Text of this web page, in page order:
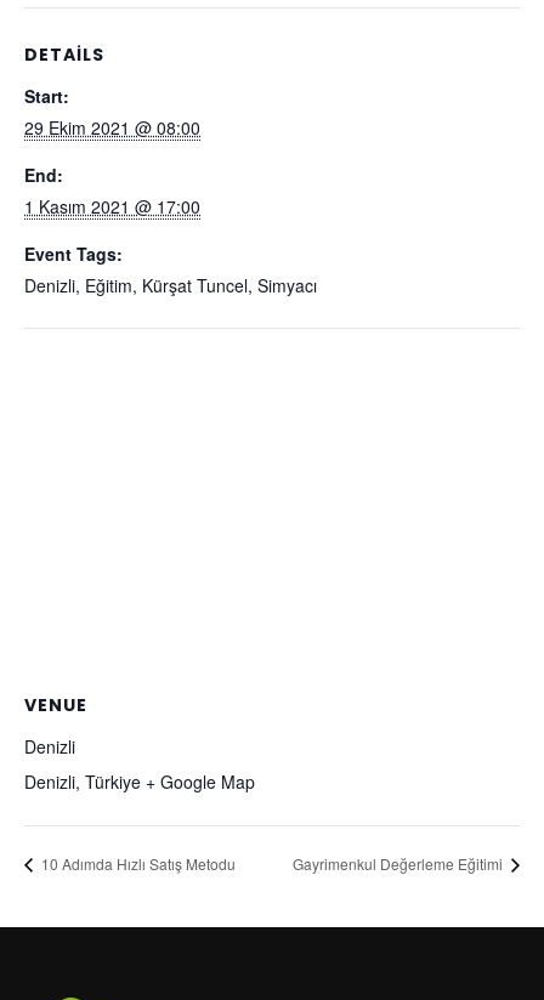
DETAILS
Start:
29 Ekim 2021 @ 08:00
End:
1 Kasım 2021 @ 17:00
Event Tags:
Denizli, Eğitim, Kürşat Tuncel, Simyacı
VENUE
Denizli
Denizli, Türkiye + Google Map
10 Adımda Hızlı Satış Metodu Gayrimenkul Değerleme Eğitimi